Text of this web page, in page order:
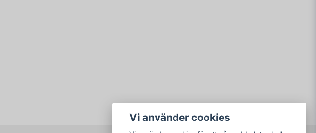
Vi använder cookies